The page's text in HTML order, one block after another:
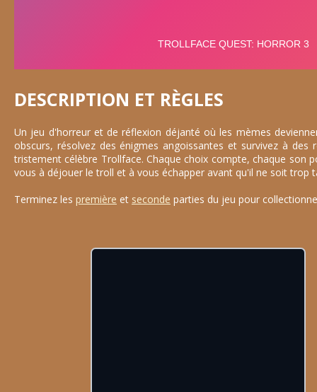
DESCRIPTION ET RÈGLES
Un jeu d'horreur et de réflexion déjanté où les mèmes
obscurs, résolvez des énigmes angoissantes et survivez à des
tristement célèbre Trollface. Chaque choix compte, chaque son
vous à déjouer le troll et à vous échapper avant qu'il ne soit trop
Terminez les première et seconde parties du jeu pour